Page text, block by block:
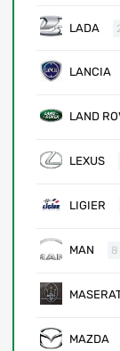
LADA
LANCIA
LAND
LEXUS
LIGIER
MAN 8
MAZDA